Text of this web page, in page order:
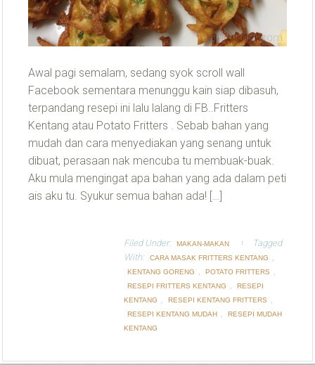
Awal pagi semalam, sedang syok scroll wall
Facebook sementara menunggu kain siap dibasuh,
terpandang resepi ini lalu lalang di FB..Fritters
Kentang atau Potato Fritters . Sebab bahan yang
mudah dan cara menyediakan yang senang untuk
dibuat, perasaan nak mencuba tu membuak-buak.
Aku mula mengingat apa bahan yang ada dalam peti
ais aku tu. Syukur semua bahan ada! […]
Filed Under: MAKAN-MAKAN
Tagged
With:
CARA MASAK FRITTERS KENTANG ,
KENTANG GORENG , POTATO FRITTERS ,
RESEPI FRITTERS KENTANG ,
RESEPI
KENTANG
, RESEPI KENTANG FRITTERS ,
RESEPI KENTANG MUDAH ,
RESEPI MUDAH
KENTANG